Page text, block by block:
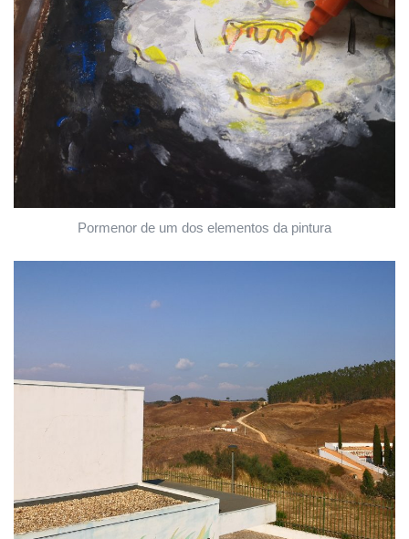
Pormenor de um dos elementos da pintura